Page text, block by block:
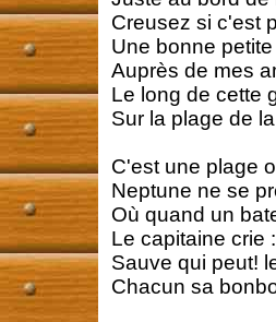
Creusez si c'est
Une bonne
Auprès de mes
Le long de cette
Sur la plage de
C'est une plage
Neptune ne se
Où quand un
Le capitaine crie
Sauve qui peut!
Chacun sa